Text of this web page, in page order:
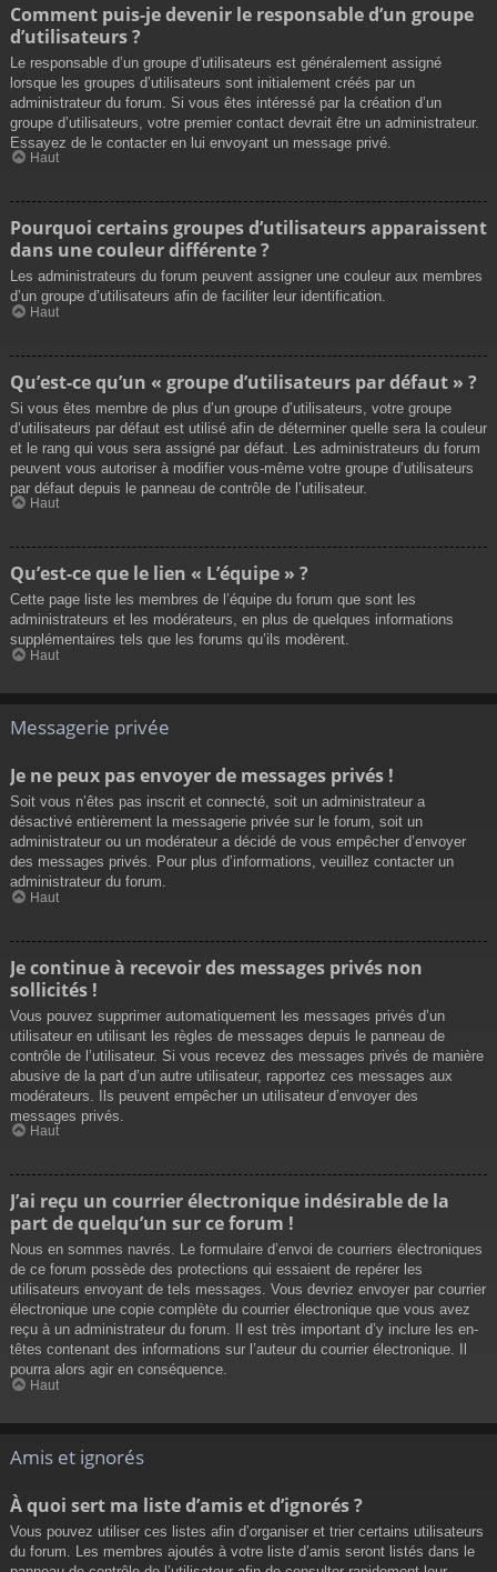
Comment puis-je devenir le responsable d’un groupe
d’utilisateurs ?
Le responsable d’un groupe d’utilisateurs est généralement assigné
lorsque les groupes d’utilisateurs sont initialement créés par un
administrateur du forum. Si vous êtes intéressé par la création d’un
groupe d’utilisateurs, votre premier contact devrait être un administrateur.
Essayez de le contacter en lui envoyant un message privé.
Haut
Pourquoi certains groupes d’utilisateurs apparaissent
dans une couleur différente ?
Les administrateurs du forum peuvent assigner une couleur aux membres
d’un groupe d’utilisateurs afin de faciliter leur identification.
Haut
Qu’est-ce qu’un « groupe d’utilisateurs par défaut » ?
Si vous êtes membre de plus d’un groupe d’utilisateurs, votre groupe
d’utilisateurs par défaut est utilisé afin de déterminer quelle sera la couleur
et le rang qui vous sera assigné par défaut. Les administrateurs du forum
peuvent vous autoriser à modifier vous-même votre groupe d’utilisateurs
par défaut depuis le panneau de contrôle de l’utilisateur.
Haut
Qu’est-ce que le lien « L’équipe » ?
Cette page liste les membres de l’équipe du forum que sont les
administrateurs et les modérateurs, en plus de quelques informations
supplémentaires tels que les forums qu’ils modèrent.
Haut
Messagerie privée
Je ne peux pas envoyer de messages privés !
Soit vous n’êtes pas inscrit et connecté, soit un administrateur a
désactivé entièrement la messagerie privée sur le forum, soit un
administrateur ou un modérateur a décidé de vous empêcher d’envoyer
des messages privés. Pour plus d’informations, veuillez contacter un
administrateur du forum.
Haut
Je continue à recevoir des messages privés non
sollicités !
Vous pouvez supprimer automatiquement les messages privés d’un
utilisateur en utilisant les règles de messages depuis le panneau de
contrôle de l’utilisateur. Si vous recevez des messages privés de manière
abusive de la part d’un autre utilisateur, rapportez ces messages aux
modérateurs. Ils peuvent empêcher un utilisateur d’envoyer des
messages privés.
Haut
J’ai reçu un courrier électronique indésirable de la
part de quelqu’un sur ce forum !
Nous en sommes navrés. Le formulaire d’envoi de courriers électroniques
de ce forum possède des protections qui essaient de repérer les
utilisateurs envoyant de tels messages. Vous devriez envoyer par courrier
électronique une copie complète du courrier électronique que vous avez
reçu à un administrateur du forum. Il est très important d’y inclure les en-
têtes contenant des informations sur l’auteur du courrier électronique. Il
pourra alors agir en conséquence.
Haut
Amis et ignorés
À quoi sert ma liste d’amis et d’ignorés ?
Vous pouvez utiliser ces listes afin d’organiser et trier certains utilisateurs
du forum. Les membres ajoutés à votre liste d’amis seront listés dans le